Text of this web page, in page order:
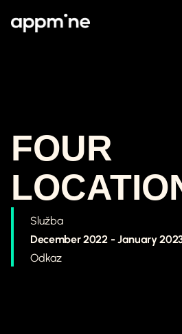
FOUR
Služba
December 2022 - January
Odkaz